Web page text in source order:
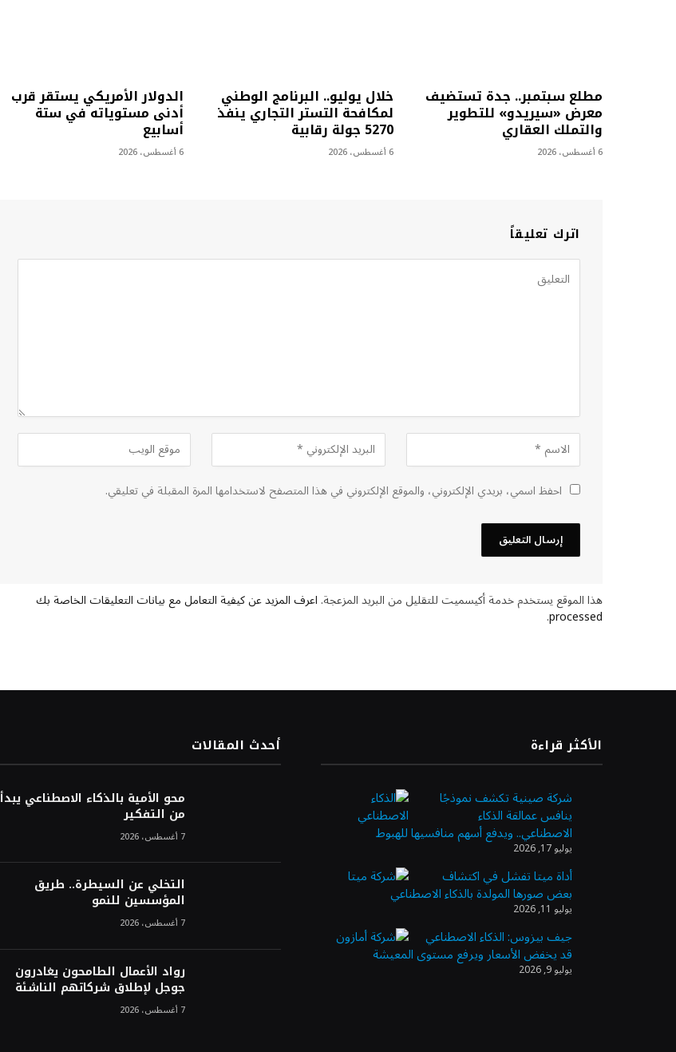
مطلع سبتمبر.. جدة تستضيف
معرض «سيريدو» للتطوير
والتملك العقاري
6 أغسطس، 2026
خلال يوليو.. البرنامج الوطني
لمكافحة التستر التجاري ينفذ
5270 جولة رقابية
6 أغسطس، 2026
الدولار الأمريكي يستقر قرب
أدنى مستوياته في ستة
أسابيع
6 أغسطس، 2026
اترك تعليقاً
احفظ اسمي، بريدي الإلكتروني، والموقع الإلكتروني في هذا المتصفح لاستخدامها المرة المقبلة في تعليقي.
هذا الموقع يستخدم خدمة أكيسميت للتقليل من البريد المزعجة.اعرف المزيد عن كيفية التعامل مع بيانات التعليقات الخاصة بك
processed
.
الأكثر قراءة
شركة صينية تكشف نموذجًا
ينافس عمالقة الذكاء
الاصطناعي.. ويدفع أسهم منافسيها للهبوط
يوليو 17, 2026
أداة ميتا تفشل في اكتشاف
بعض صورها المولدة بالذكاء الاصطناعي
يوليو 11, 2026
جيف بيزوس: الذكاء الاصطناعي
قد يخفض الأسعار ويرفع مستوى المعيشة
يوليو 9, 2026
أحدث المقالات
محو الأمية بالذكاء الاصطناعي يبدأ
من التفكير
7 أغسطس، 2026
التخلي عن السيطرة.. طريق
المؤسسين للنمو
7 أغسطس، 2026
رواد الأعمال الطامحون يغادرون
جوجل لإطلاق شركاتهم الناشئة
7 أغسطس، 2026